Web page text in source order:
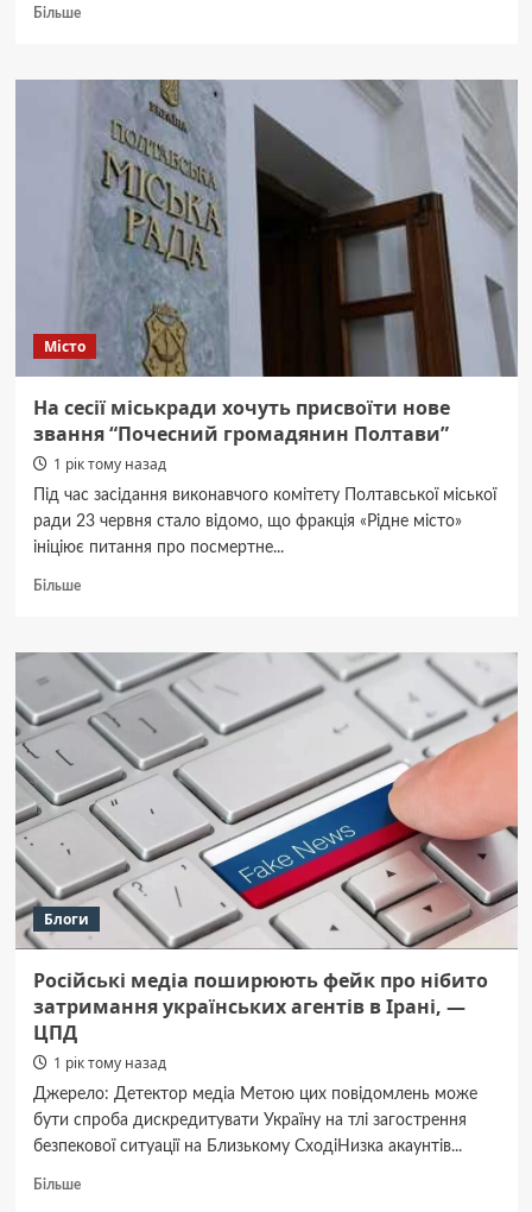
БільшеДокладніше
чекають
переселенців
безоплатному
житлі
на
Полтавщині
Місто
На сесії міськради хочуть присвоїти нове
звання “Почесний громадянин Полтави”
1 рік тому назад
Під час засідання виконавчого комітету Полтавської міської
ради 23 червня стало відомо, що фракція «Рідне місто»
ініціює питання про посмертне...
БільшеДокладніше
сесії
міськради
хочуть
присвоїти
нове
звання
“Почесний
громадянин
Полтави”
Блоги
Російські медіа поширюють фейк про нібито
затримання українських агентів в Ірані, —
ЦПД
1 рік тому назад
Джерело: Детектор медіа Метою цих повідомлень може
бути спроба дискредитувати Україну на тлі загострення
безпекової ситуації на Близькому СходіНизка акаунтів...
БільшеДокладніше